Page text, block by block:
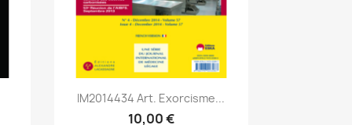
Aperçu rapide
IM2014434 Art. Exorcisme...
10,00 €